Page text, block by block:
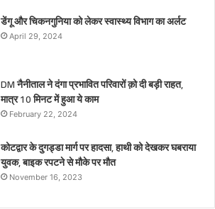
डेंगू और चिकनगुनिया को लेकर स्वास्थ्य विभाग का अर्लट
April 29, 2024
DM नैनीताल ने दंगा प्रभावित परिवारों क़ो दी बड़ी राहत,
मात्र 10 मिनट में हुआ ये काम
February 22, 2024
कोटद्वार के दुगड्डा मार्ग पर हादसा, हाथी को देखकर घबराया
युवक, बाइक रपटने से मौके पर मौत
November 16, 2023